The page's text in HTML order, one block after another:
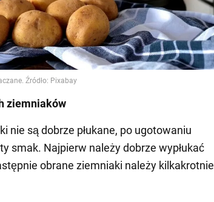
Video
ziemniaków
nie są dobrze płukane, po ugotowaniu
smak. Najpierw należy dobrze wypłukać
obrane ziemniaki należy kilkakrotnie